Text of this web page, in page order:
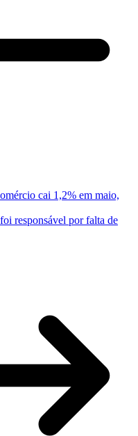
cai 1,2% em maio,
responsável por falta de